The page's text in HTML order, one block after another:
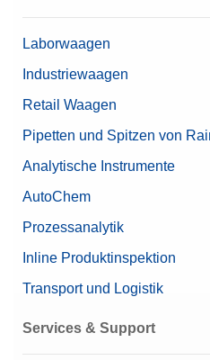
Laborwaagen
Industriewaagen
Retail Waagen
Pipetten und Spitzen von
Analytische Instrumente
AutoChem
Prozessanalytik
Inline Produktinspektion
Transport und Logistik
Services & Support